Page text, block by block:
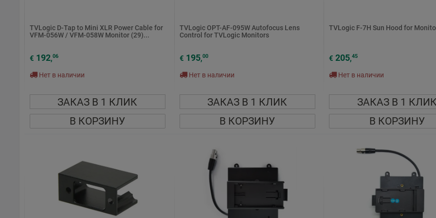
TVLogic D-Tap to Mini XLR Power Cable for
VFM-056W / VFM-058W Monitor (29)...
€ 192,06
Нет в наличии
ЗАКАЗ В 1 КЛИК
В КОРЗИНУ
TVLogic OPT-AF-095W Autofocus Lens
Control for TVLogic Monitors
€ 195,00
Нет в наличии
ЗАКАЗ В 1 КЛИК
В КОРЗИНУ
TVLogic F-7H Sun Hood for
€ 205,45
Нет в наличии
ЗАКАЗ В 1
В КОРЗИНУ